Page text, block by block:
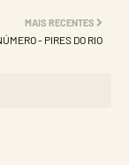
MAIS RECENTES
- PIRES DO RIO